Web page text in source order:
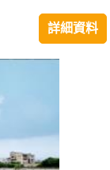
詳細資料